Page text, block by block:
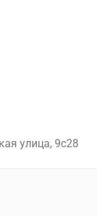
улица, 9с28